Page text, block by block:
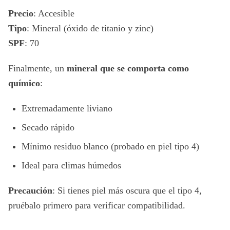
Precio: Accesible
Tipo: Mineral (óxido de titanio y zinc)
SPF: 70
Finalmente, un mineral que se comporta como
químico:
Extremadamente liviano
Secado rápido
Mínimo residuo blanco (probado en piel tipo 4)
Ideal para climas húmedos
Precaución: Si tienes piel más oscura que el tipo 4,
pruébalo primero para verificar compatibilidad.